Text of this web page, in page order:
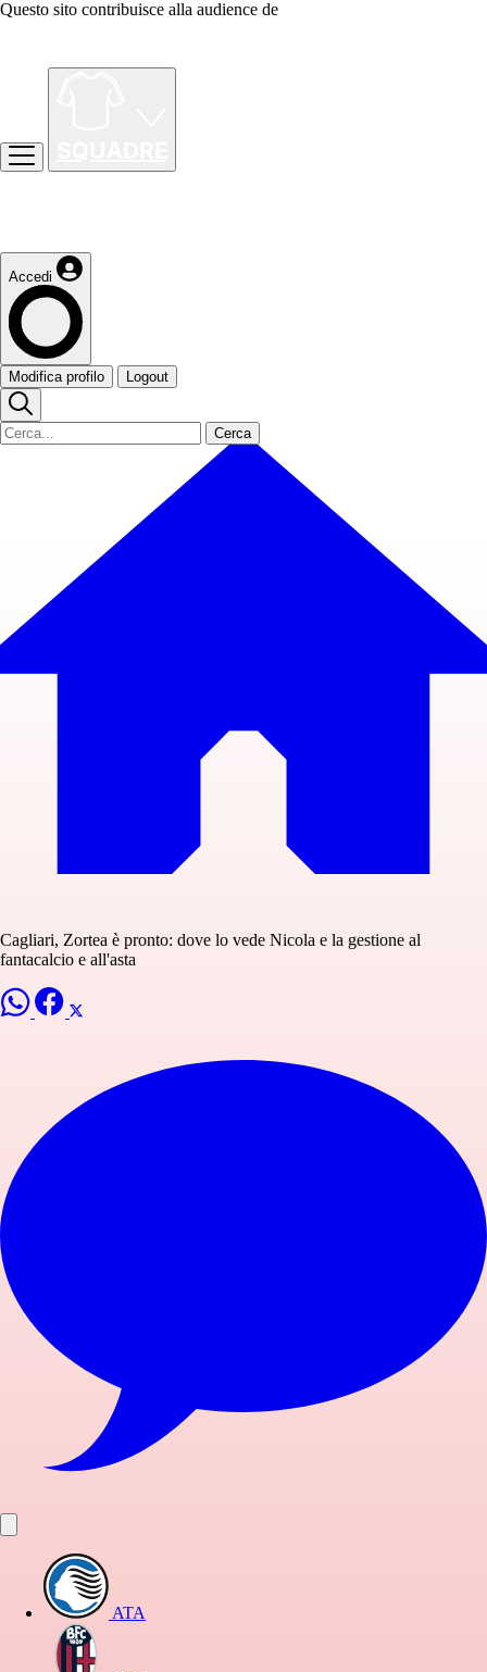
Questo sito contribuisce alla audience de
Accedi
Modifica profilo Logout
Cerca
Cagliari, Zortea è pronto: dove lo vede Nicola e la gestione al
fantacalcio e all'asta
ATA